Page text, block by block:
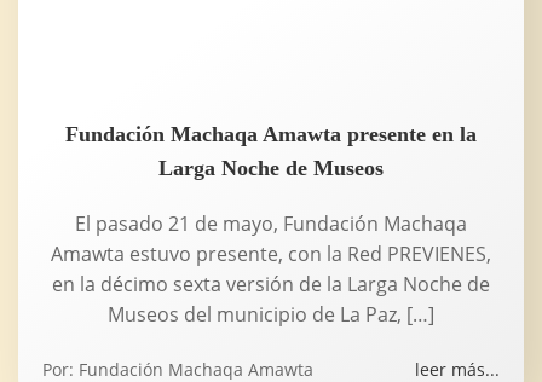
Fundación Machaqa Amawta presente en la
Larga Noche de Museos
El pasado 21 de mayo, Fundación Machaqa
Amawta estuvo presente, con la Red PREVIENES,
en la décimo sexta versión de la Larga Noche de
Museos del municipio de La Paz, […]
Por: Fundación Machaqa Amawta leer más...